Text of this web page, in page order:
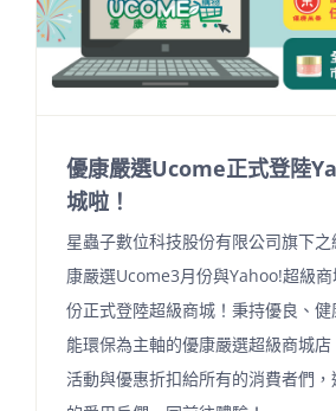
優康嚴選Ucome正式登陸
城啦！
星蟲子數位科技股份有限公司旗下
康嚴選Ucome3月份與Yahoo!超級
份正式登陸超級商城！秉持優良、
能環保為主軸的優康嚴選超級商城
活動與優惠折扣給所有的消費者們